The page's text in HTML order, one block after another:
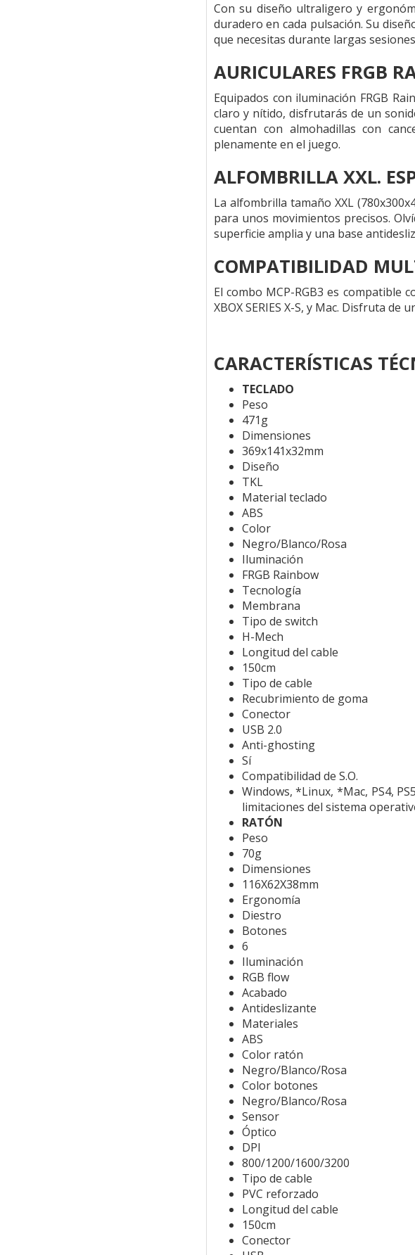
Con su diseño ultraligero y
duradero en cada pulsación. Su
que necesitas durante largas
AURICULARES FRGB
Equipados con iluminación FRGB
claro y nítido, disfrutarás de un
cuentan con almohadillas con
plenamente en el juego.
ALFOMBRILLA XXL.
La alfombrilla tamaño XXL
para unos movimientos precisos.
superficie amplia y una base
COMPATIBILIDAD
El combo MCP-RGB3 es compatible
XBOX SERIES X-S, y Mac. Disfruta
CARACTERÍSTICAS
TECLADO
Peso
471g
Dimensiones
369x141x32mm
Diseño
TKL
Material teclado
ABS
Color
Negro/Blanco/Rosa
Iluminación
FRGB Rainbow
Tecnología
Membrana
Tipo de switch
H-Mech
Longitud del cable
150cm
Tipo de cable
Recubrimiento de goma
Conector
USB 2.0
Anti-ghosting
Sí
Compatibilidad de S.O.
Windows, *Linux, *Mac, PS4,
limitaciones del sistema
RATÓN
Peso
70g
Dimensiones
116X62X38mm
Ergonomía
Diestro
Botones
6
Iluminación
RGB flow
Acabado
Antideslizante
Materiales
ABS
Color ratón
Negro/Blanco/Rosa
Color botones
Negro/Blanco/Rosa
Sensor
Óptico
DPI
800/1200/1600/3200
Tipo de cable
PVC reforzado
Longitud del cable
150cm
Conector